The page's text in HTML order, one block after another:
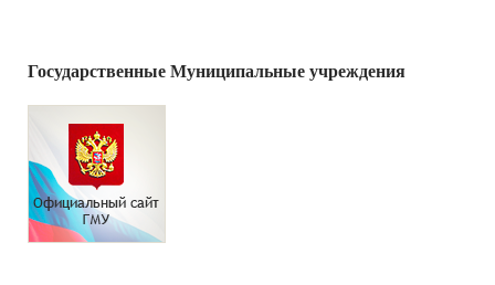
Государственные Муниципальные учреждения